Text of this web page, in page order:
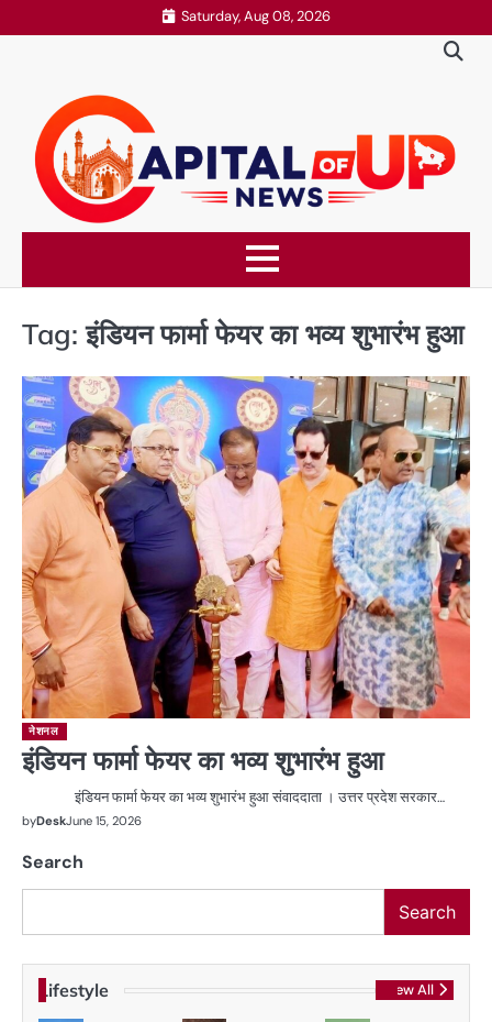
to
Saturday, Aug 08, 2026
Tag:इंडियन फार्मा फेयर का भव्य शुभारंभ हुआ
नेशनल
इंडियन फार्मा फेयर का भव्य शुभारंभ हुआ
इंडियन फार्मा फेयर का भव्य शुभारंभ हुआ संवाददाता । उत्तर प्रदेश सरकार…
byDeskJune 15, 2026
Search
Search
Lifestyle View All